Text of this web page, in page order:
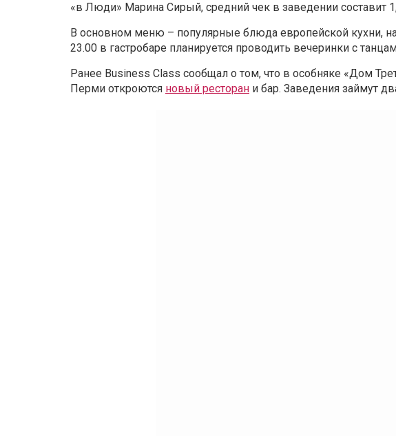
«в Люди» Марина Сирый, средний чек в заведении составит
В основном меню – популярные блюда европейской кухни,
23.00 в гастробаре планируется проводить вечеринки с
Ранее Business Class сообщал о том, что в особняке «Дом
Перми откроются новый ресторан и бар. Заведения займут